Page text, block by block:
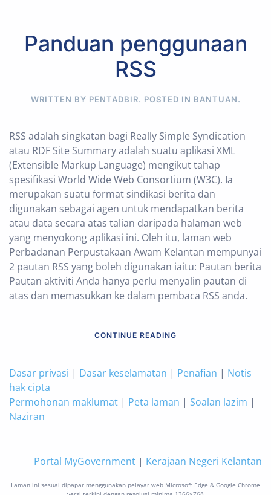
Panduan penggunaan
RSS
WRITTEN BY PENTADBIR. POSTED IN BANTUAN.
RSS adalah singkatan bagi Really Simple Syndication
atau RDF Site Summary adalah suatu aplikasi XML
(Extensible Markup Language) mengikut tahap
spesifikasi World Wide Web Consortium (W3C). Ia
merupakan suatu format sindikasi berita dan
digunakan sebagai agen untuk mendapatkan berita
atau data secara atas talian daripada halaman web
yang menyokong aplikasi ini. Oleh itu, laman web
Perbadanan Perpustakaan Awam Kelantan mempunyai
2 pautan RSS yang boleh digunakan iaitu: Pautan berita
Pautan aktiviti Anda hanya perlu menyalin pautan di
atas dan memasukkan ke dalam pembaca RSS anda.
CONTINUE READING
Dasar privasi | Dasar keselamatan | Penafian | Notis
hak cipta
Permohonan maklumat | Peta laman | Soalan lazim |
Naziran
Portal MyGovernment | Kerajaan Negeri Kelantan
Laman ini sesuai dipapar menggunakan pelayar web Microsoft Edge & Google Chrome